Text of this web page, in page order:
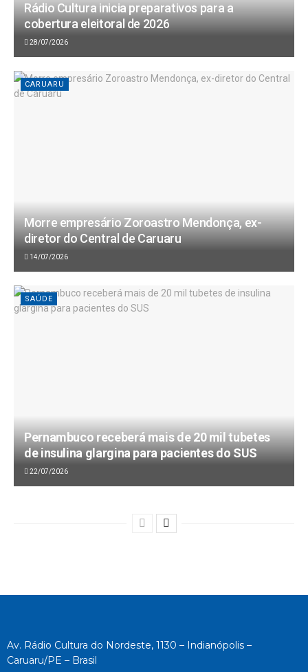
Rádio Cultura inicia preparativos para a
cobertura eleitoral de 2026
28/07/2026
CARUARU
Morre empresário Zoroastro Mendonça, ex-
diretor do Central de Caruaru
14/07/2026
SAÚDE
Pernambuco receberá mais de 20 mil tubetes
de insulina glargina para pacientes do SUS
22/07/2026
Av. Rádio Cultura do Nordeste, 1130 – Indianópolis –
Caruaru/PE – Brasil